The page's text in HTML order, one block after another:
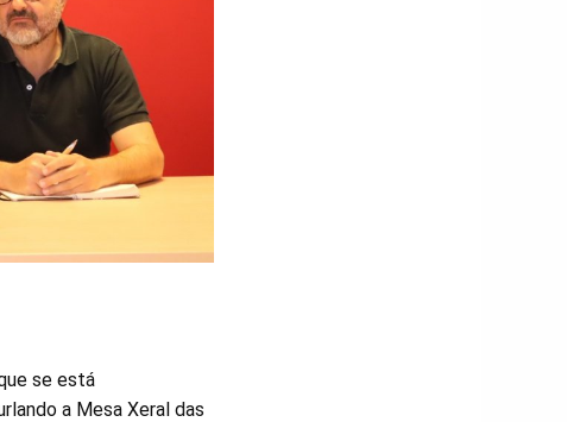
se está
a Mesa Xeral das